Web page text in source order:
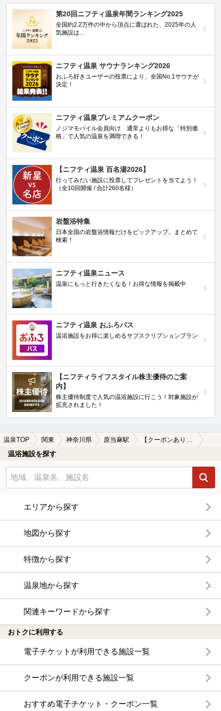
第20回ニフティ温泉年間ランキング2025
全国約2.2万件の中から頂点に選ばれた、2025年の人
気施設は…
ニフティ温泉 サウナランキング2026
おふろ好きユーザーの投票により、全国No.1サウナが
決定！
ニフティ温泉プレミアムクーポン
ノジマモバイル会員向け 通常よりもお得な「特別価
格」で人気の温泉を満喫できる！
【ニフティ温泉 百名湯2026】
行ってみたい施設に投票してプレゼントを当てよう！
（全10回開催 / 合計260名様）
岩盤浴特集
日本全国の岩盤浴情報だけをピックアップ。まとめて
検索！
ニフティ温泉ニュース
温泉にもっと行きたくなる！お得な情報を掲載中
ニフティ温泉 おふろパス
温浴施設をお得に楽しめるサブスクリプションプラン
【ニフティライフスタイル株主優待のご案
内】
株主優待制度で人気の温浴施設に行こう！対象施設が
拡充されました！
温泉TOP 関東 神奈川県 原当麻駅 【クーポンあり】炭酸水素塩泉が楽しめる原当麻駅近くの温泉、日帰り温泉、スーパー銭湯おすすめ
温浴施設を探す
エリアから探す
地図から探す
特徴から探す
温泉地から探す
関連キーワードから探す
おトクに利用する
電子チケットが利用できる施設一覧
クーポンが利用できる施設一覧
おすすめ電子チケット・クーポン一覧